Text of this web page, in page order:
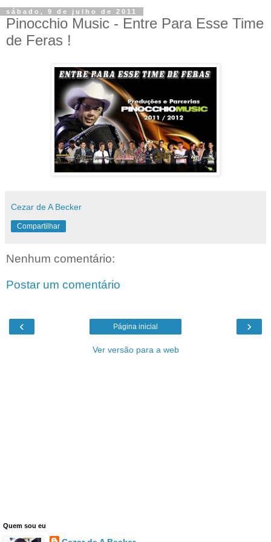
sábado, 9 de julho de 2011
Pinocchio Music - Entre Para Esse Time
Cezar de A Becker
Compartilhar
Nenhum comentário:
Postar um comentário
‹ ›
Página inicial
Ver versão para a web
Quem sou eu